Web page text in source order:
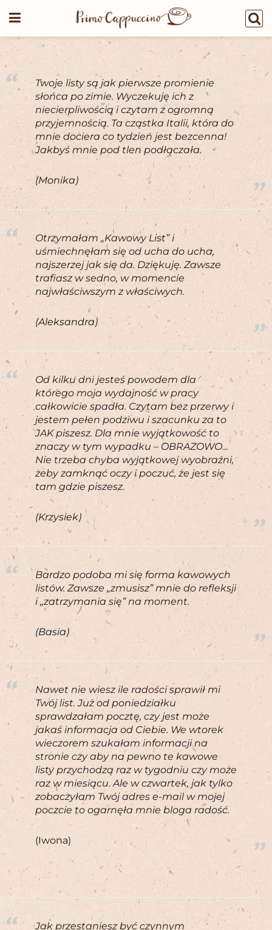
Twoje listy są jak pierwsze promienie
słońca po zimie. Wyczekuję ich z
niecierpliwością i czytam z ogromną
przyjemnością. Ta cząstka Italii, która do
mnie dociera co tydzień jest bezcenna!
Jakbyś mnie pod tlen podłączała.
(Monika)
Otrzymałam „Kawowy List” i
uśmiechnęłam się od ucha do ucha,
najszerzej jak się da. Dziękuję. Zawsze
trafiasz w sedno, w momencie
najwłaściwszym z właściwych.
(Aleksandra)
Od kilku dni jesteś powodem dla
którego moja wydajność w pracy
całkowicie spadła. Czytam bez przerwy i
jestem pełen podziwu i szacunku za to
JAK piszesz. Dla mnie wyjątkowość to
znaczy w tym wypadku – OBRAZOWO…
Nie trzeba chyba wyjątkowej wyobraźni,
żeby zamknąć oczy i poczuć, że jest się
tam gdzie piszesz.
(Krzysiek)
Bardzo podoba mi się forma kawowych
listów. Zawsze „zmusisz” mnie do refleksji
i „zatrzymania się” na moment.
(Basia)
Nawet nie wiesz ile radości sprawił mi
Twój list. Już od poniedziałku
sprawdzałam pocztę, czy jest może
jakaś informacja od Ciebie. We wtorek
wieczorem szukałam informacji na
stronie czy aby na pewno te kawowe
listy przychodzą raz w tygodniu czy może
raz w miesiącu. Ale w czwartek, jak tylko
zobaczyłam Twój adres e-mail w mojej
poczcie to ogarnęła mnie bloga radość.
(Iwona)
Jak przestaniesz być czynnym